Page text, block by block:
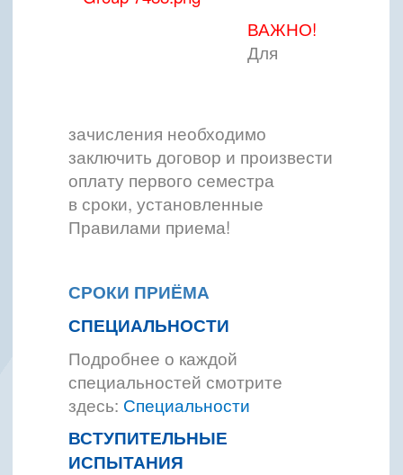
ВАЖНО!
Для
зачисления необходимо
заключить договор и произвести
оплату первого семестра
в сроки, установленные
Правилами приема!
СРОКИ ПРИЁМА
СПЕЦИАЛЬНОСТИ
Подробнее о каждой
специальностей смотрите
здесь: Специальности
ВСТУПИТЕЛЬНЫЕ
ИСПЫТАНИЯ